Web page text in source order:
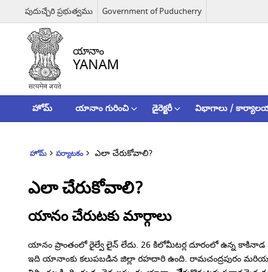
పుదుచ్చేరి ప్రభుత్వము Government of Puducherry
యానాం
YANAM
హోమ్ యానాం గురించి డైరెక్టరీ విభాగాలు /
హోమ్ పర్యాటకం ఎలా చేరుకోవాలి?
ఎలా చేరుకోవాలి?
యానం చేరుటకు మార్గాలు
యానం ప్రాంతంలో రైల్వే లైన్ లేదు. 26 కిలోమీటర్ల దూరంలో ఉన్న
ఇది యానాంకు కలుపబడిన జిల్లా రహదారి ఉంది. రామచంద్రపురం